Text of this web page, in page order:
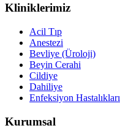
Kliniklerimiz
Acil Tıp
Anestezi
Bevliye (Üroloji)
Beyin Cerahi
Cildiye
Dahiliye
Enfeksiyon Hastalıkları
Kurumsal